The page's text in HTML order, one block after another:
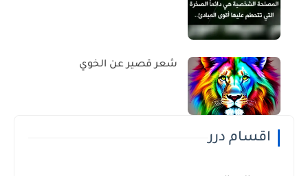
شعر قصير عن الخوي
اقسام درر